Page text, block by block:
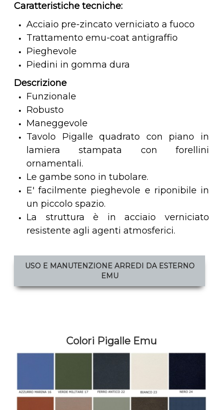
Caratteristiche tecniche:
Acciaio pre-zincato verniciato a fuoco
Trattamento emu-coat antigraffio
Pieghevole
Piedini in gomma dura
Descrizione
Funzionale
Robusto
Maneggevole
Tavolo Pigalle quadrato con piano in
lamiera stampata con forellini
ornamentali.
Le gambe sono in tubolare.
E' facilmente pieghevole e riponibile in
un piccolo spazio.
La struttura è in acciaio verniciato
resistente agli agenti atmosferici.
USO E MANUTENZIONE ARREDI DA ESTERNO
EMU
Colori Pigalle Emu